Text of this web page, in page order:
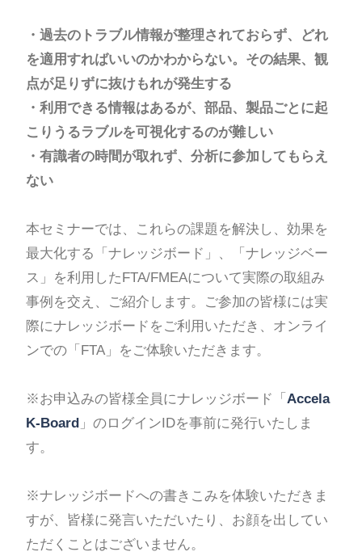
・過去のトラブル情報が整理されておらず、どれ
を適用すればいいのかわからない。その結果、観
点が足りずに抜けもれが発生する
・利用できる情報はあるが、部品、製品ごとに起
こりうるラブルを可視化するのが難しい
・有識者の時間が取れず、分析に参加してもらえ
ない
本セミナーでは、これらの課題を解決し、効果を
最大化する「ナレッジボード」、「ナレッジベー
ス」を利用したFTA/FMEAについて実際の取組み
事例を交え、ご紹介します。ご参加の皆様には実
際にナレッジボードをご利用いただき、オンライ
ンでの「FTA」をご体験いただきます。
※お申込みの皆様全員にナレッジボード「 Accela
K-Board」のログインIDを事前に発行いたしま
す。
※ナレッジボードへの書きこみを体験いただきま
すが、皆様に発言いただいたり、お顔を出してい
ただくことはございません。